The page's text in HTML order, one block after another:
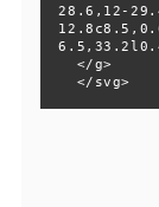
28.6,12-
  </svg>